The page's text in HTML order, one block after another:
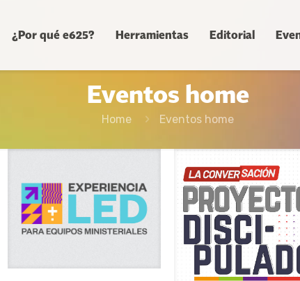
¿Por qué e625? Herramientas Editorial
Eventos home
Home Eventos home